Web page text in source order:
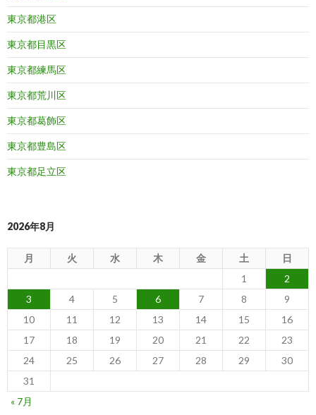
東京都港区
東京都目黒区
東京都練馬区
東京都荒川区
東京都葛飾区
東京都豊島区
東京都足立区
2026年8月
月 火 水 木 金 土
日
1
2
3
4 5 6 7 8
9
10
11 12 13 14 15
16
17
18 19 20 21 22
23
24
25 26 27 28 29
30
31
« 7月